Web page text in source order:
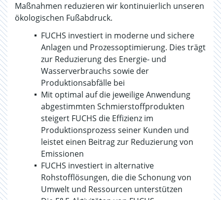
Maßnahmen reduzieren wir kontinuierlich unseren
ökologischen Fußabdruck.
FUCHS investiert in moderne und sichere
Anlagen und Prozessoptimierung. Dies trägt
zur Reduzierung des Energie- und
Wasserverbrauchs sowie der
Produktionsabfälle bei
Mit optimal auf die jeweilige Anwendung
abgestimmten Schmierstoffprodukten
steigert FUCHS die Effizienz im
Produktionsprozess seiner Kunden und
leistet einen Beitrag zur Reduzierung von
Emissionen
FUCHS investiert in alternative
Rohstofflösungen, die die Schonung von
Umwelt und Ressourcen unterstützen